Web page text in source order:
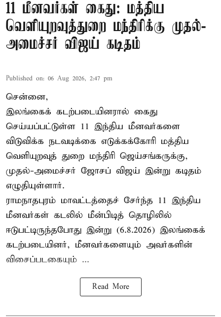
11 மீனவர்கள் கைது: மத்திய
வெளியுறவுத்துறை மந்திரிக்கு முதல்-
அமைச்சர் விஜய் கடிதம்
Published on: 06 Aug 2026, 2:47 pm
சென்னை,
இலங்கைக் கடற்படையினரால் கைது
செய்யப்பட்டுள்ள 11 இந்திய மீனவர்களை
விடுவிக்க நடவடிக்கை எடுக்கக்கோரி மத்திய
வெளியுறவுத் துறை மந்திரி ஜெய்சங்கருக்கு,
முதல்-அமைச்சர் ஜோசப் விஜய் இன்று கடிதம்
எழுதியுள்ளார்.
ராமநாதபுரம் மாவட்டத்தைச் சேர்ந்த 11 இந்திய
மீனவர்கள் கடலில் மீன்பிடித் தொழிலில்
ஈடுபட்டிருந்தபோது இன்று (6.8.2026) இலங்கைக்
கடற்படையினர், மீனவர்களையும் அவர்களின்
விசைப்படகையும் ...
Read More